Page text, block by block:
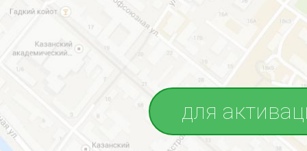
для